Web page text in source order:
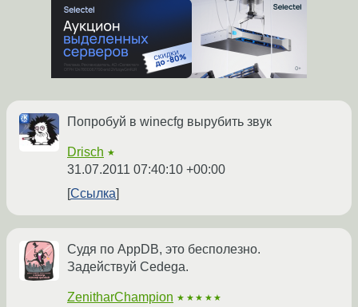
Попробуй в winecfg вырубить звук
Drisch ★
31.07.2011 07:40:10 +00:00
Ссылка
Судя по AppDB, это бесполезно.
Задействуй Cedega.
ZenitharChampion ★★★★★